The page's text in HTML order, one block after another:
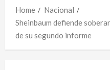
Home
Nacional
Sheinbaum defiende
de su segundo informe